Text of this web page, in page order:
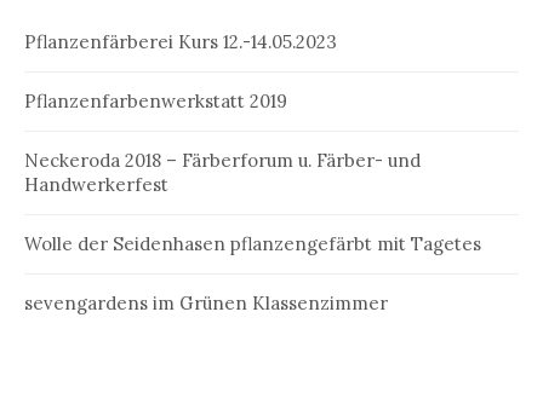
Pflanzenfärberei Kurs 12.-14.05.2023
Pflanzenfarbenwerkstatt 2019
Neckeroda 2018 – Färberforum u. Färber- und
Handwerkerfest
Wolle der Seidenhasen pflanzengefärbt mit Tagetes
sevengardens im Grünen Klassenzimmer